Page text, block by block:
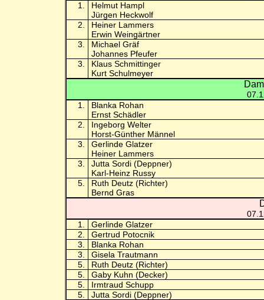
1.
Helmut Hampl
Jürgen Heckwolf
2.
Heiner Lammers
Erwin Weingärtner
3.
Michael Gräf
Johannes Pfeufer
3.
Klaus Schmittinger
Kurt Schulmeyer
1.
Blanka Rohan
Ernst Schädler
2.
Ingeborg Welter
Horst-Günther Männel
3.
Gerlinde Glatzer
Heiner Lammers
3.
Jutta Sordi (Deppner)
Karl-Heinz Russy
5.
Ruth Deutz (Richter)
Bernd Gras
1.
Gerlinde Glatzer
2.
Gertrud Potocnik
3.
Blanka Rohan
3.
Gisela Trautmann
5.
Ruth Deutz (Richter)
5.
Gaby Kuhn (Decker)
5.
Irmtraud Schupp
5.
Jutta Sordi (Deppner)